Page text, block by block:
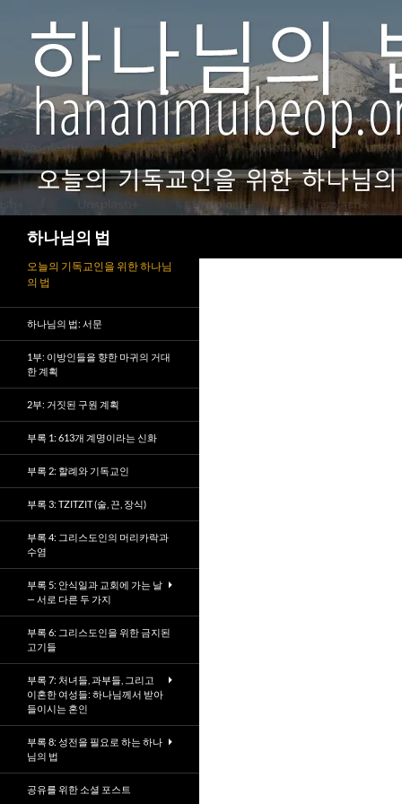
하나님의 법
오늘의 기독교인을 위한 하나님
의 법
하나님의 법: 서문
1부: 이방인들을 향한 마귀의 거대
한 계획
2부: 거짓된 구원 계획
부록 1: 613개 계명이라는 신화
부록 2: 할례와 기독교인
부록 3: TZITZIT (술, 끈, 장식)
부록 4: 그리스도인의 머리카락과
수염
부록 5: 안식일과 교회에 가는 날
— 서로 다른 두 가지
부록 6: 그리스도인을 위한 금지된
고기들
부록 7: 처녀들, 과부들, 그리고
이혼한 여성들: 하나님께서 받아
들이시는 혼인
부록 8: 성전을 필요로 하는 하나
님의 법
공유를 위한 소셜 포스트